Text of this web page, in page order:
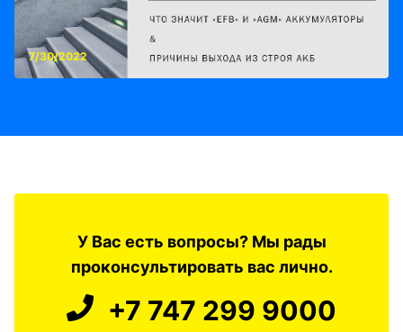
7/30/2022
У Вас есть вопросы? Мы рады
проконсультировать вас лично.
+7 747 299 9000